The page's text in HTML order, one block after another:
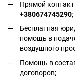
Прямой контакт
+380674745290;
Бесплатная
помощь в
воздушного
Помощь в
договоров;